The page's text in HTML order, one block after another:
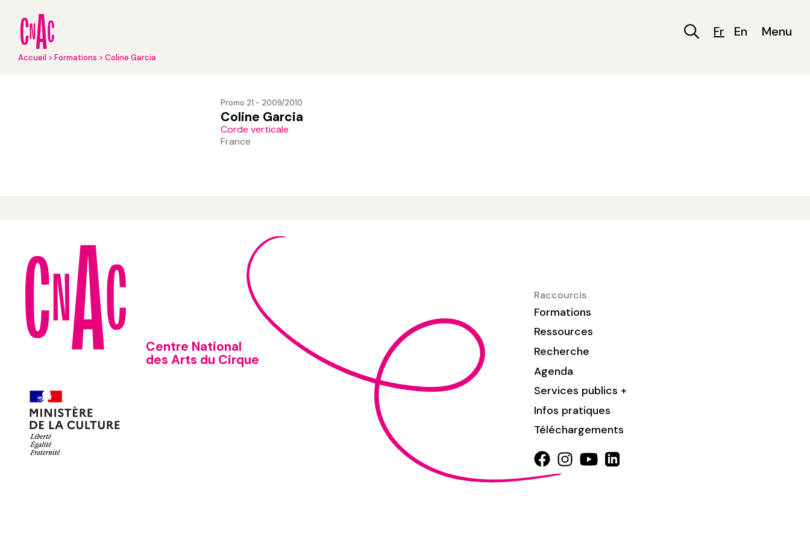
contenu
principal
Fr En Menu
Fil
Accueil Formations Coline Garcia
Promo 21 - 2009/2010
Coline Garcia
Corde verticale
France
Centre National
des Arts du Cirque
Raccourcis
Formations
Ressources
Recherche
Agenda
Services publics +
Infos pratiques
Téléchargements